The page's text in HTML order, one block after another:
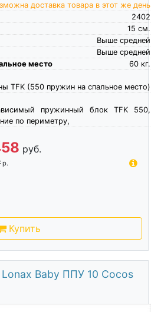
доставка товара в этот же день
2402
см.
15
Выше средней
Выше средней
место
кг.
60
TFK (550 пружин на спальное место)
пружинный блок TFK 550,
по периметру,
руб.
р.
Купить
Baby ППУ 10 Cocos